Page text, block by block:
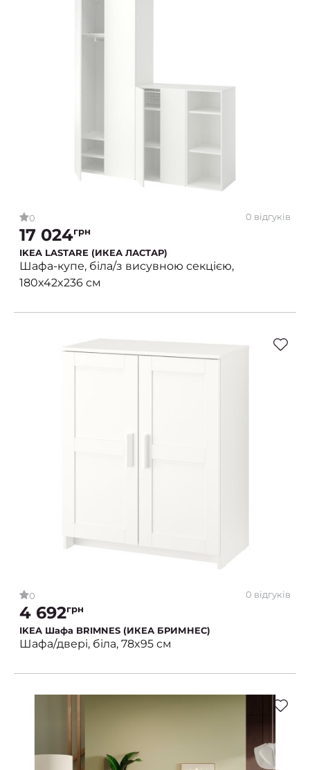
0 0 відгуків
17 024грн
IKEA LASTARE (ИКЕА ЛАСТАР)
Шафа-купе, біла/з висувною секцією,
180x42x236 см
0 0 відгуків
4 692грн
IKEA Шафа BRIMNES (ИКЕА БРИМНЕС)
Шафа/двері, біла, 78x95 см